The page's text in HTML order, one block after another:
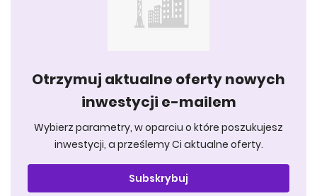
Otrzymuj aktualne oferty nowych
inwestycji e-mailem
Wybierz parametry, w oparciu o które poszukujesz
inwestycji, a prześlemy Ci aktualne oferty.
Subskrybuj